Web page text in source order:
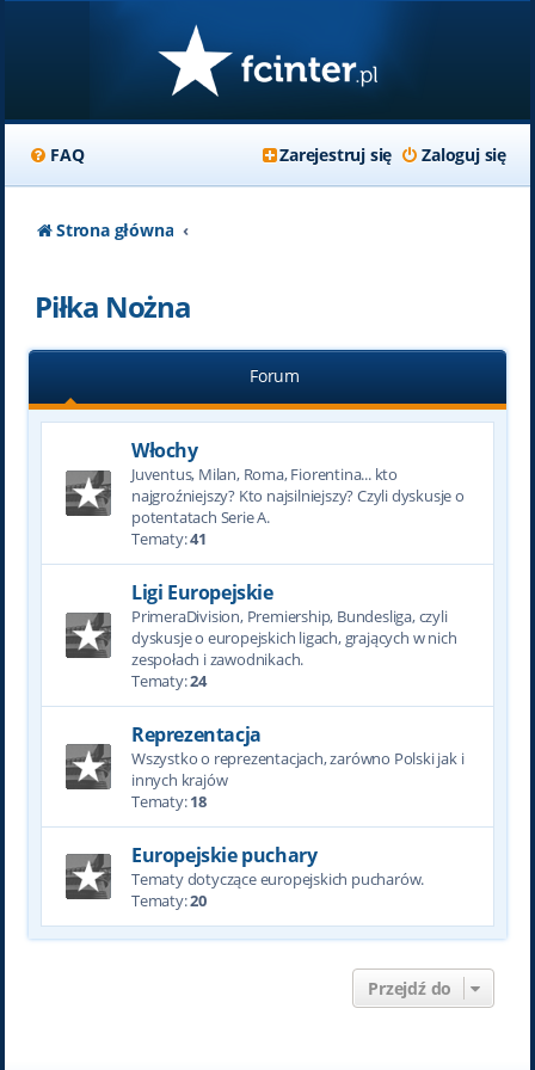
FAQ Zaloguj się
Zarejestruj się
Strona główna
Piłka Nożna
Forum
Włochy
Juventus, Milan, Roma, Fiorentina... kto
najgroźniejszy? Kto najsilniejszy? Czyli dyskusje o
potentatach Serie A.
Tematy:41
Ligi Europejskie
PrimeraDivision, Premiership, Bundesliga, czyli
dyskusje o europejskich ligach, grających w nich
zespołach i zawodnikach.
Tematy:24
Reprezentacja
Wszystko o reprezentacjach, zarówno Polski jak i
innych krajów
Tematy:18
Europejskie puchary
Tematy dotyczące europejskich pucharów.
Tematy:20
Przejdź do